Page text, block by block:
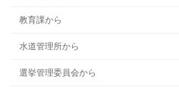
教育課から
水道管理所から
選挙管理委員会から